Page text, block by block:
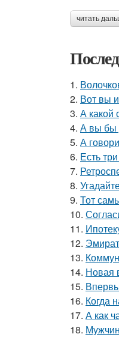
читать
1.
2. Вот вы
3. А какой
4. А вы бы
5. А
6. Есть
7.
8.
9. Тот
10.
11.
12.
13.
14. Новая
15.
16. Когда
17. А как
18.